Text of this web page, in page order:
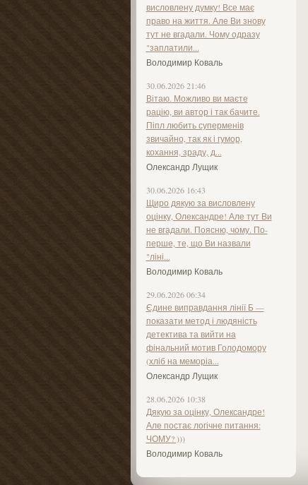
висловлену думку! Все має
право на життя. Але Ви знову
тут не вгадали. Чому одразу
"заплатили...
Володимир Коваль
30.06.2026 21:46
Вітаю. Можливо ви маєте
рацію, ви автор і так бачите.
Піпл любить суперменів
звичайно, так як і гумор,
кохання, зраду, д...
Олександр Лущик
30.06.2026 16:43
Щиро дякую за висловлену
оцінку, Олександре! Але тут Ви
не вгадали. Поясню, чому. По-
перше, те, що Ви назвали
"ліні...
Володимир Коваль
29.06.2026 06:34
Єдине виправдання лінії Б —
показати метод і людяність
детектива та вийти на
фінальний мотив Голодомору
(хліб на меморіа...
Олександр Лущик
28.06.2026 10:38
Дякую за оцінку, Олександре!
Але постає логічне питання:
ЧОМУ? )))
Володимир Коваль